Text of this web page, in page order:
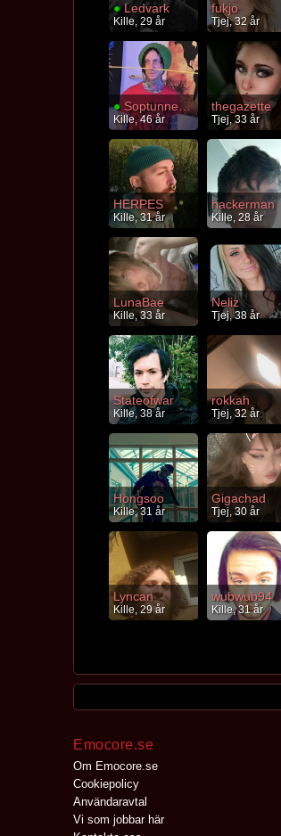
●Ledvark
Kille, 29 år
fukjo
Tjej, 32 år
● Soptunnekatt
Kille, 46 år
thegazette
Tjej, 33 år
HERPES
Kille, 31 år
hackerman
Kille, 28 år
LunaBae
Kille, 33 år
Neliz
Tjej, 38 år
Stateofwar
Kille, 38 år
rokkah
Tjej, 32 år
Hongsoo
Kille, 31 år
Gigachad
Tjej, 30 år
Lyncan
Kille, 29 år
wubwub94
Kille, 31 år
Emocore.se
Om Emocore.se
Cookiepolicy
Användaravtal
Vi som jobbar här